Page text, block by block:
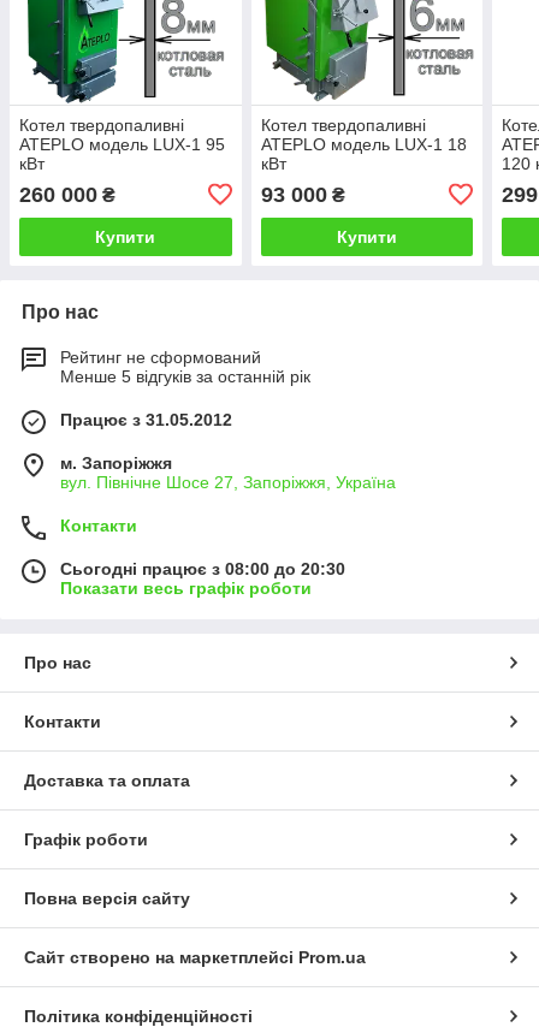
Котел твердопаливні
ATEPLO модель LUX-1 95
кВт
260 000 ₴
Купити
Котел твердопаливні
ATEPLO модель LUX-1 18
кВт
93 000₴
Купити
120
Про нас
Рейтинг не сформований
Менше 5 відгуків за останній рік
Працює з 31.05.2012
м. Запоріжжя
вул. Північне Шосе 27, Запоріжжя, Україна
Контакти
Сьогодні працює з 08:00 до 20:30
Показати весь графік роботи
Про нас
Контакти
Доставка та оплата
Графік роботи
Повна версія сайту
Сайт створено на маркетплейсі Prom.ua
Політика конфіденційності